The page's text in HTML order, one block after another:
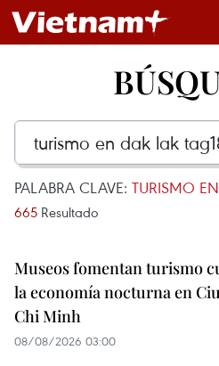
PALABRA CLAVE: TURISMO
665 Resultado
Museos fomentan turismo
la economía nocturna en
Chi Minh
08/08/2026 03:00